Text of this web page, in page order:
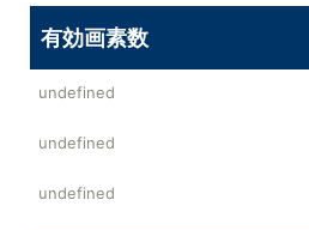
有効画素数